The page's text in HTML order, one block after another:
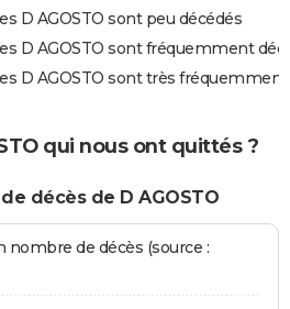
D AGOSTO sont peu décédés
D AGOSTO sont fréquemment
D AGOSTO sont très fréquemment
qui nous ont quittés ?
décès de D AGOSTO
de décès (source :